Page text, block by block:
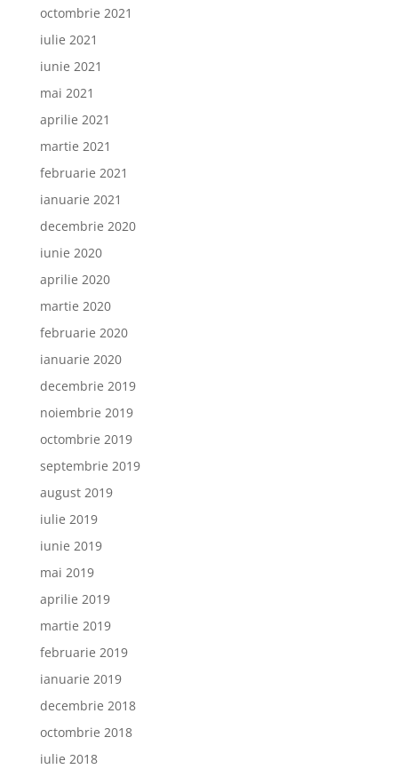
octombrie 2021
iulie 2021
iunie 2021
mai 2021
aprilie 2021
martie 2021
februarie 2021
ianuarie 2021
decembrie 2020
iunie 2020
aprilie 2020
martie 2020
februarie 2020
ianuarie 2020
decembrie 2019
noiembrie 2019
octombrie 2019
septembrie 2019
august 2019
iulie 2019
iunie 2019
mai 2019
aprilie 2019
martie 2019
februarie 2019
ianuarie 2019
decembrie 2018
octombrie 2018
iulie 2018